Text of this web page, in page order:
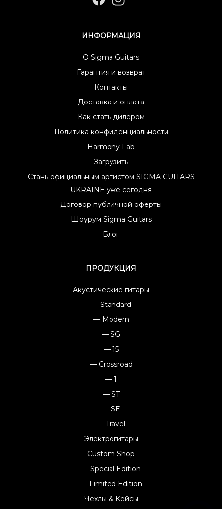
ИНФОРМАЦИЯ
О Sigma Guitars
Гарантия и возврат
Контакты
Доставка и оплата
Как стать дилером
Политика конфиденциальности
Harmony Lab
Загрузить
Стань официальным артистом SIGMA GUITARS
UKRAINE уже сегодня
Договор публичной оферты
Шоурум Sigma Guitars
Блог
ПРОДУКЦИЯ
Акустические гитары
— Standard
— Modern
— SG
— 15
— Crossroad
— 1
— ST
— SE
— Travel
Электрогитары
Custom Shop
— Special Edition
— Limited Edition
Чехлы & Кейсы